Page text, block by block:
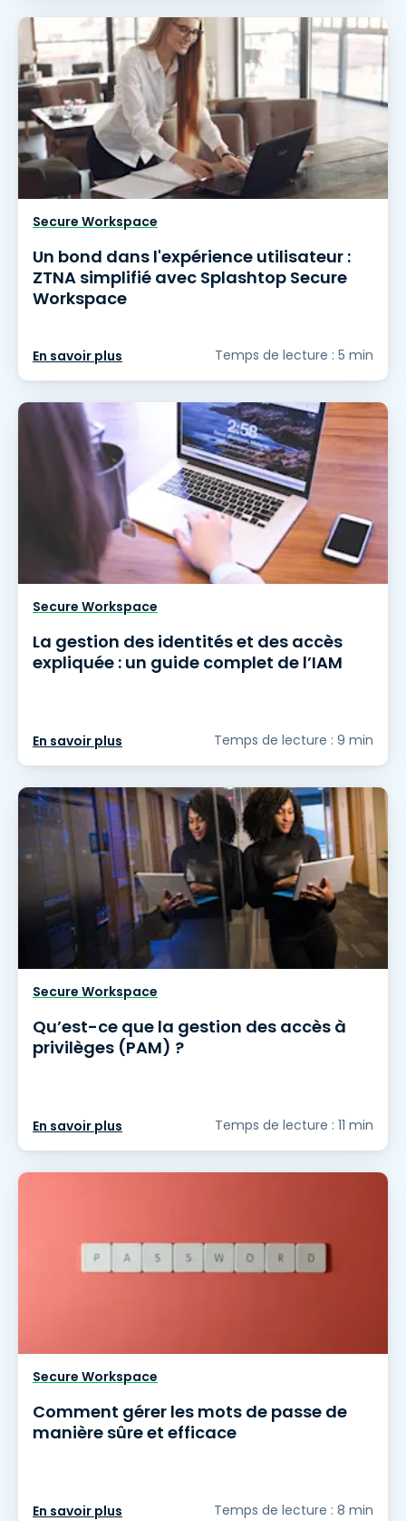
Secure Workspace
Un bond dans l'expérience utilisateur :
ZTNA simplifié avec Splashtop Secure
Workspace
En savoir plus Temps de lecture : 5 min
Secure Workspace
La gestion des identités et des accès
expliquée : un guide complet de l’IAM
En savoir plus Temps de lecture : 9 min
Secure Workspace
Qu’est-ce que la gestion des accès à
privilèges (PAM) ?
En savoir plus Temps de lecture : 11 min
Secure Workspace
Comment gérer les mots de passe de
manière sûre et efficace
En savoir plus Temps de lecture : 8 min